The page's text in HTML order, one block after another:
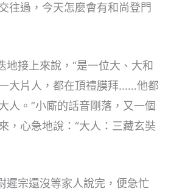
往過，今天怎麼會有和尚登門
地接上來說，“是一位大、大和
大片人，都在頂禮膜拜……他都
人。”小廝的話音剛落，又一個
，心急地說：“大人：三藏玄奘
遲宗還沒等家人說完，便急忙